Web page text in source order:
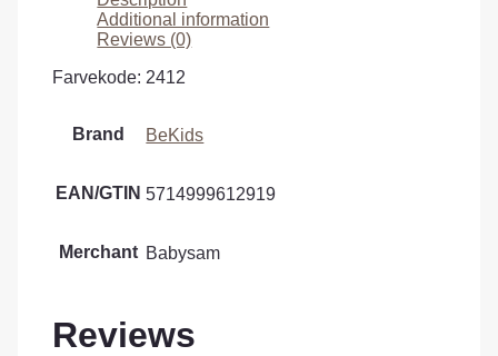
Additional information
Reviews (0)
Farvekode: 2412
Brand BeKids
EAN/GTIN 5714999612919
Merchant Babysam
Reviews